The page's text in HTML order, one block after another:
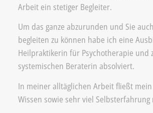
Arbeit ein stetiger Begleiter.
Um das ganze abzurunden und Sie
begleiten zu können habe ich eine
Heilpraktikerin für Psychotherapie und
systemischen Beraterin absolviert.
In meiner alltäglichen Arbeit fließt
Wissen sowie sehr viel Selbsterfahrung